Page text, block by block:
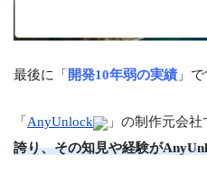
最後に「開発10年弱の実績 」で
「AnyUnlock 」の制作元会社
誇り、その知見や経験が